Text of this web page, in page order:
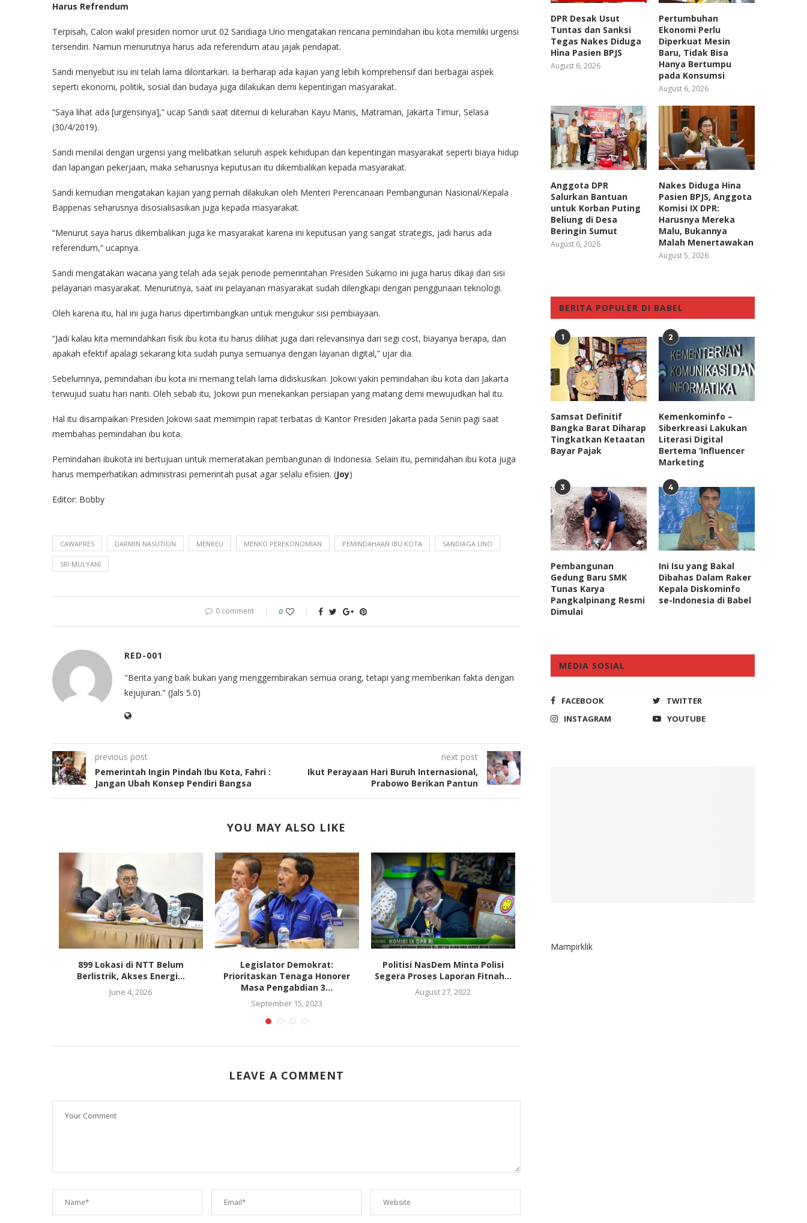
Harus Refrendum
Terpisah, Calon wakil presiden nomor urut 02 Sandiaga Uno mengatakan rencana pemindahan ibu kota memiliki urgensi
tersendiri. Namun menurutnya harus ada referendum atau jajak pendapat.
Sandi menyebut isu ini telah lama dilontarkan. Ia berharap ada kajian yang lebih komprehensif dari berbagai aspek
seperti ekonomi, politik, sosial dan budaya juga dilakukan demi kepentingan masyarakat.
“Saya lihat ada [urgensinya],” ucap Sandi saat ditemui di kelurahan Kayu Manis, Matraman, Jakarta Timur, Selasa
(30/4/2019).
Sandi menilai dengan urgensi yang melibatkan seluruh aspek kehidupan dan kepentingan masyarakat seperti biaya hidup
dan lapangan pekerjaan, maka seharusnya keputusan itu dikembalikan kepada masyarakat.
Sandi kemudian mengatakan kajian yang pernah dilakukan oleh Menteri Perencanaan Pembangunan Nasional/Kepala
Bappenas seharusnya disosialisasikan juga kepada masyarakat.
“Menurut saya harus dikembalikan juga ke masyarakat karena ini keputusan yang sangat strategis, jadi harus ada
referendum,” ucapnya.
Sandi mengatakan wacana yang telah ada sejak periode pemerintahan Presiden Sukarno ini juga harus dikaji dari sisi
pelayanan masyarakat. Menurutnya, saat ini pelayanan masyarakat sudah dilengkapi dengan penggunaan teknologi.
Oleh karena itu, hal ini juga harus dipertimbangkan untuk mengukur sisi pembiayaan.
“Jadi kalau kita memindahkan fisik ibu kota itu harus dilihat juga dari relevansinya dari segi cost, biayanya berapa, dan
apakah efektif apalagi sekarang kita sudah punya semuanya dengan layanan digital,” ujar dia.
Sebelumnya, pemindahan ibu kota ini memang telah lama didiskusikan. Jokowi yakin pemindahan ibu kota dari Jakarta
terwujud suatu hari nanti. Oleh sebab itu, Jokowi pun menekankan persiapan yang matang demi mewujudkan hal itu.
Hal itu disampaikan Presiden Jokowi saat memimpin rapat terbatas di Kantor Presiden Jakarta pada Senin pagi saat
membahas pemindahan ibu kota.
Pemindahan ibukota ini bertujuan untuk memeratakan pembangunan di Indonesia. Selain itu, pemindahan ibu kota juga
harus memperhatikan administrasi pemerintah pusat agar selalu efisien. (Joy)
Editor: Bobby
CAWAPRES DARMIN NASUTION MENKEU MENKO PEREKONOMIAN PEMINDAHAAN IBU KOTA SANDIAGA UNO
SRI MULYANI
0 comment 0
RED-001
"Berita yang baik bukan yang menggembirakan semua orang, tetapi yang memberikan fakta dengan
kejujuran." (Jals 5.0)
previous post
Pemerintah Ingin Pindah Ibu Kota, Fahri :
Jangan Ubah Konsep Pendiri Bangsa
next post
Ikut Perayaan Hari Buruh Internasional,
Prabowo Berikan Pantun
YOU MAY ALSO LIKE
899 Lokasi di NTT Belum
Berlistrik, Akses Energi...
June 4, 2026
Legislator Demokrat:
Prioritaskan Tenaga Honorer
Masa Pengabdian 3...
September 15, 2023
Politisi NasDem Minta Polisi
Segera Proses Laporan Fitnah...
August 27, 2022
LEAVE A COMMENT
DPR Desak Usut
Tuntas dan Sanksi
Tegas Nakes Diduga
Hina Pasien BPJS
August 6, 2026
Pertumbuhan
Ekonomi Perlu
Diperkuat Mesin
Baru, Tidak Bisa
Hanya Bertumpu
pada Konsumsi
August 6, 2026
Anggota DPR
Salurkan Bantuan
untuk Korban Puting
Beliung di Desa
Beringin Sumut
August 6, 2026
Nakes Diduga Hina
Pasien BPJS, Anggota
Komisi IX DPR:
Harusnya Mereka
Malu, Bukannya
Malah Menertawakan
August 5, 2026
BERITA POPULER DI BABEL
1
Samsat Definitif
Bangka Barat Diharap
Tingkatkan Ketaatan
Bayar Pajak
2
Kemenkominfo –
Siberkreasi Lakukan
Literasi Digital
Bertema ‘Influencer
Marketing
3
Pembangunan
Gedung Baru SMK
Tunas Karya
Pangkalpinang Resmi
Dimulai
4
Ini Isu yang Bakal
Dibahas Dalam Raker
Kepala Diskominfo
se-Indonesia di Babel
MEDIA SOSIAL
FACEBOOK
TWITTER
INSTAGRAM
YOUTUBE
Mampirklik